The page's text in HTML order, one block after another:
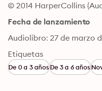
© 2014 HarperCollins
Fecha de lanzamiento
Audiolibro: 27 de marzo
Etiquetas
De 0 a 3 añosDe 3 a 6 años